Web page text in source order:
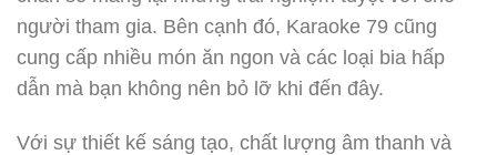
người tham gia. Bên cạnh đó, Karaoke 79 cũng
cung cấp nhiều món ăn ngon và các loại bia hấp
dẫn mà bạn không nên bỏ lỡ khi đến đây.
Với sự thiết kế sáng tạo, chất lượng âm thanh và